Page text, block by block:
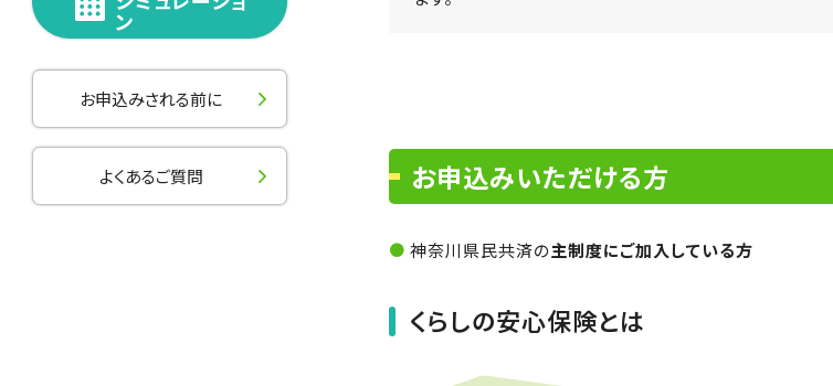
ン
お申込みされる前に
よくあるご質問 お申込みいただける方
神奈川県民共済の主制度にご加入している方
くらしの安心保険とは